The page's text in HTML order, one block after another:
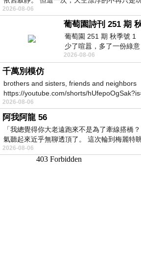
2026-08-06
葡萄園詩刊 251 期
葡萄園 251 期 秋季號 1
少了喧囂，多了一份綠
一
2026-08-06
千萬別模仿
brothers and sisters, friends and neighbors
https://youtube.com/shorts/
https
2026-08-06
阿我阿龍 56
「我總覺得你大老遠跑來不是為了牽線搭橋
氣聽起來近乎無聊透頂了。 這次輪到梅麗特
2026-08-06